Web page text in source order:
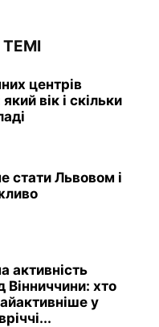
центрів
вік і скільки
стати Львовом і
активність
Вінниччини: хто
у